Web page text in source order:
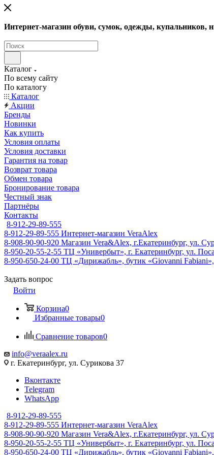
Интернет-магазин обуви, сумок, одежды, купальников,
Каталог
По всему сайту
По каталогу
Каталог
Акции
Бренды
Новинки
Как купить
Условия оплаты
Условия доставки
Гарантия на товар
Возврат товара
Обмен товара
Бронирование товара
Честный знак
Партнёры
Контакты
8-912-29-89-555
8-912-29-89-555 Интернет-магазин VeraAlex
8-908-90-90-920 Магазин Vera&Alex, г.Екатеринбург, ул.
8-950-20-55-2-55 ТЦ «Универбыт», г. Екатеринбург, ул.
8-950-650-24-00 ТЦ «Дирижабль», бутик «Giovanni
Задать вопрос
Войти
Корзина0
Избранные товары0
Сравнение товаров0
info@veraalex.ru
г. Екатеринбург, ул. Сурикова 37
Вконтакте
Telegram
WhatsApp
8-912-29-89-555
8-912-29-89-555 Интернет-магазин VeraAlex
8-908-90-90-920 Магазин Vera&Alex, г.Екатеринбург, ул.
8-950-20-55-2-55 ТЦ «Универбыт», г. Екатеринбург, ул.
8-950-650-24-00 ТЦ «Дирижабль», бутик «Giovanni